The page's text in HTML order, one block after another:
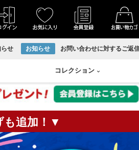
せ お知らせ お問い合わせに対するご返
コレクション
も追加！▼